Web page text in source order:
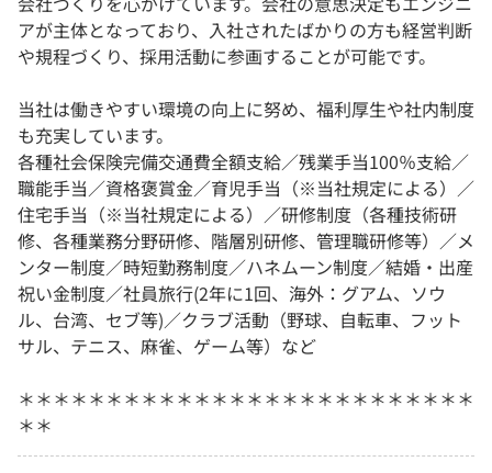
アが主体となっており、入社されたばかりの方も経営判断
や規程づくり、採用活動に参画することが可能です。
当社は働きやすい環境の向上に努め、福利厚生や社内制度
も充実しています。
各種社会保険完備交通費全額支給／残業手当100％支給／
職能手当／資格褒賞金／育児手当（※当社規定による）／
住宅手当（※当社規定による）／研修制度（各種技術研
修、各種業務分野研修、階層別研修、管理職研修等）／メ
ンター制度／時短勤務制度／ハネムーン制度／結婚・出産
祝い金制度／社員旅行(2年に1回、海外：グアム、ソウ
ル、台湾、セブ等)／クラブ活動（野球、自転車、フット
サル、テニス、麻雀、ゲーム等）など
＊＊＊＊＊＊＊＊＊＊＊＊＊＊＊＊＊＊＊＊＊＊＊＊＊＊
＊＊